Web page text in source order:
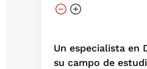
Un especialista en
su campo de